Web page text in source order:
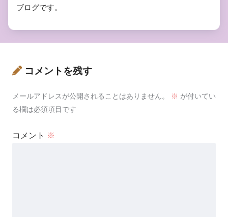
ブログです。
コメントを残す
メールアドレスが公開されることはありません。 ※ が付いてい
る欄は必須項目です
コメント ※